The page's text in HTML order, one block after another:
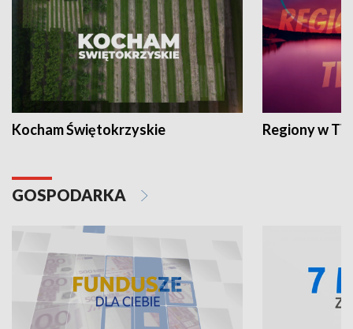
Kocham Świętokrzyskie Regiony w
GOSPODARKA